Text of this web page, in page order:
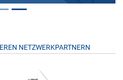
NETZWERKPARTNERN